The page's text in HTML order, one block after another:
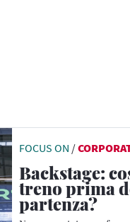
FOCUS ON /
Backstage:
treno prima
partenza?